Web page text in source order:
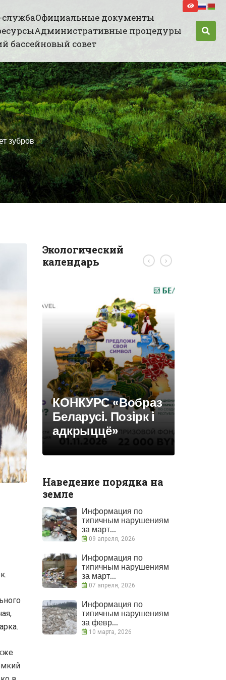
службаОфициальные документы
Административные процедуры
бассейновый совет
зубров
Экологический
календарь
КОНКУРС «Вобраз
Беларусi. Позiрк i
адкрыццё»
‹ ›
Наведение порядка на
земле
Информация по
типичным нарушениям
за март...
09 апреля, 2026
Информация по
типичным нарушениям
за март...
07 апреля, 2026
Информация по
типичным нарушениям
за февр...
10 марта, 2026